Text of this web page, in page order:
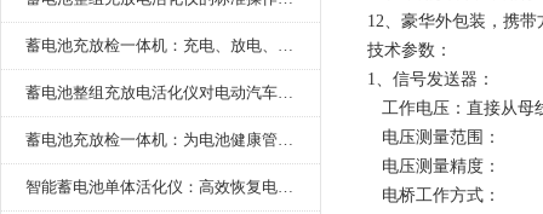
蓄电池充放检一体机：充电、放电、检测三功能集成设备
蓄电池整组充放电活化仪对电动汽车电池有帮助吗？
蓄电池充放检一体机：为电池健康管理提供一站式解决方案
智能蓄电池单体活化仪：高效恢复电池性能，延长蓄电池使用寿命
12、豪华外包装，携带
技术参数：
1、信号发送器：
工作电压：直接从母
电压测量范围：
电压测量精度：
电桥工作方式：